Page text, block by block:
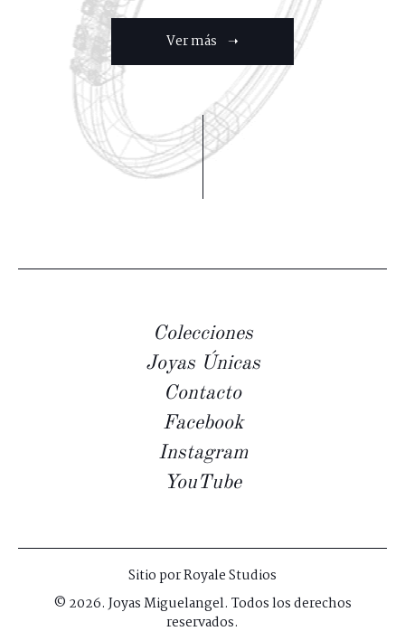
Ver más ➝
Colecciones
Joyas Únicas
Contacto
Facebook
Instagram
YouTube
Sitio porRoyale Studios
© 2026. Joyas Miguelangel. Todos los derechos
reservados.